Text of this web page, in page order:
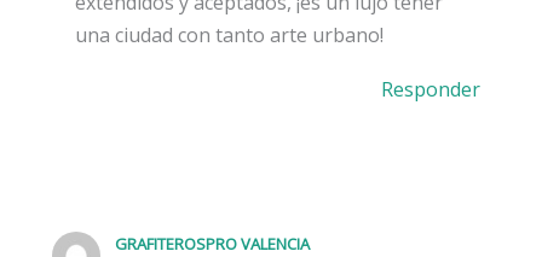
una ciudad con tanto arte urbano!
Responder
GRAFITEROSPRO VALENCIA